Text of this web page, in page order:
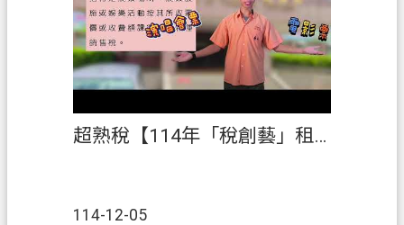
超熟稅【114年「稅創藝」租稅短片創作競賽】佳作
114-12-05